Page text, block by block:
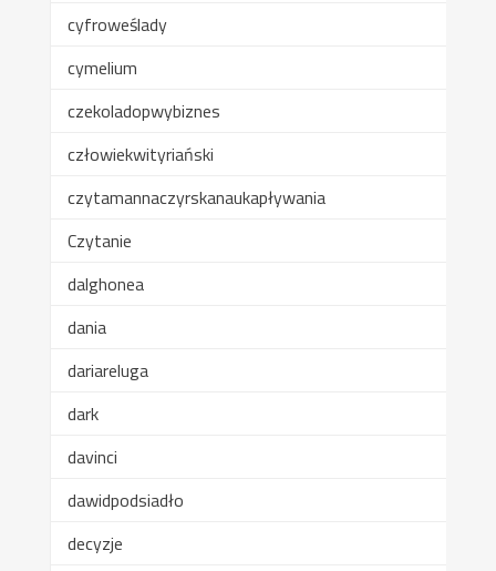
cyfroweślady
cymelium
czekoladopwybiznes
człowiekwityriański
czytamannaczyrskanaukapływania
Czytanie
dalghonea
dania
dariareluga
dark
davinci
dawidpodsiadło
decyzje